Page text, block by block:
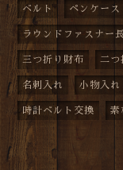
ベルト ペンケース
ラウンドファスナー
三つ折り財布 二つ
名刺入れ 小物入れ
時計ベルト交換 素